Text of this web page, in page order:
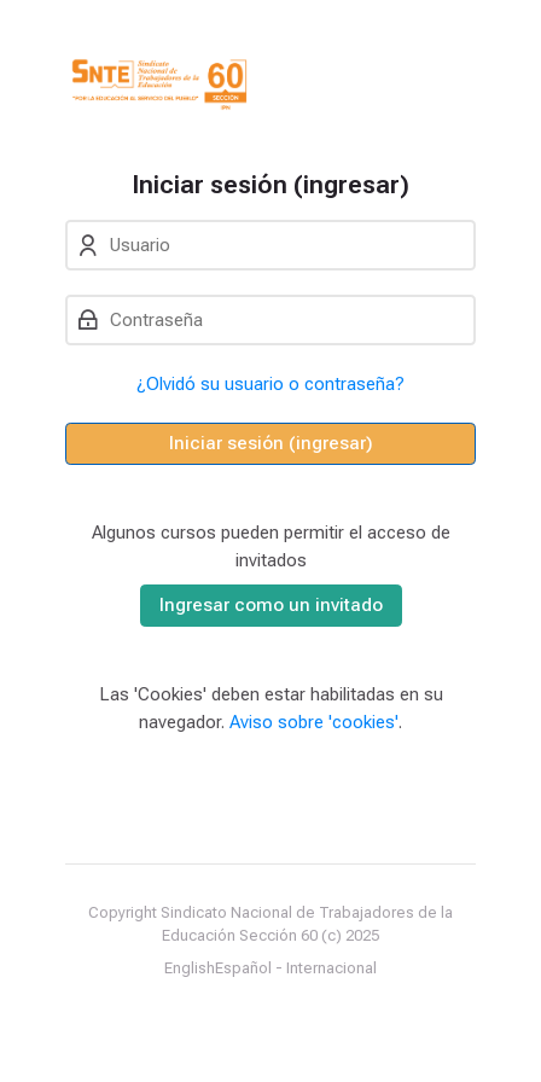
Iniciar sesión (ingresar)
Usuario
Contraseña
¿Olvidó su usuario o contraseña?
Iniciar sesión (ingresar)
Algunos cursos pueden permitir el acceso de
invitados
Ingresar como un invitado
Las 'Cookies' deben estar habilitadas en su
navegador. Aviso sobre 'cookies'.
Copyright Sindicato Nacional de Trabajadores de la
Educación Sección 60 (c) 2025
EnglishEspañol - Internacional